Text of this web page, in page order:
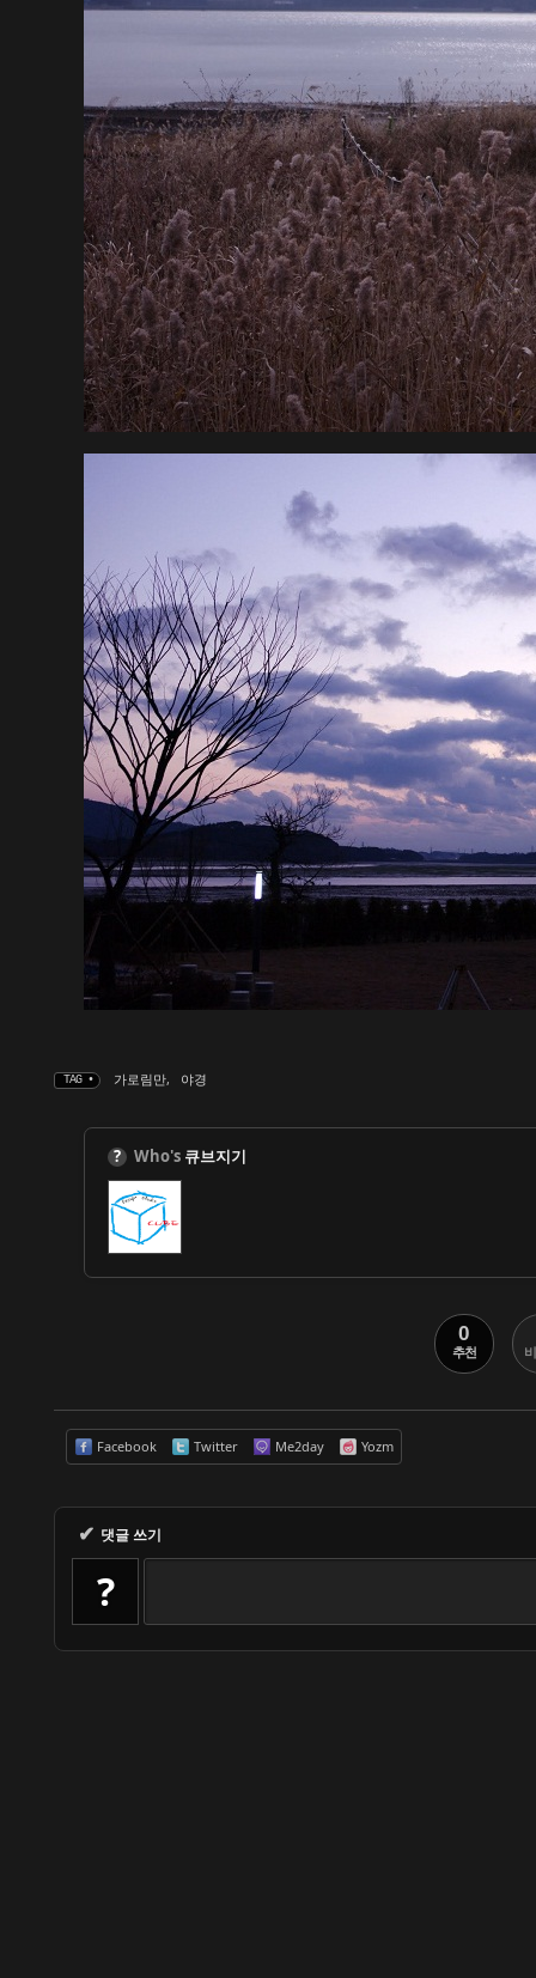
TAG • 가로림만, 야경
? Who's 큐브지기
0
추천
Facebook Twitter Me2day Yozm
✔ 댓글 쓰기
?